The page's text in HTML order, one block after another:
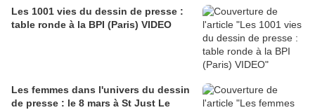
Les 1001 vies du dessin de presse :
table ronde à la BPI (Paris) VIDEO
Les femmes dans l'univers du dessin
de presse : le 8 mars à St Just Le